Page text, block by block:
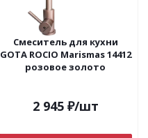
Смеситель для кухни
GOTA ROCIO Marismas 14412
розовое золото
2 945₽/шт